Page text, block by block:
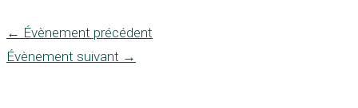
← Évènement précédent
Évènement suivant →